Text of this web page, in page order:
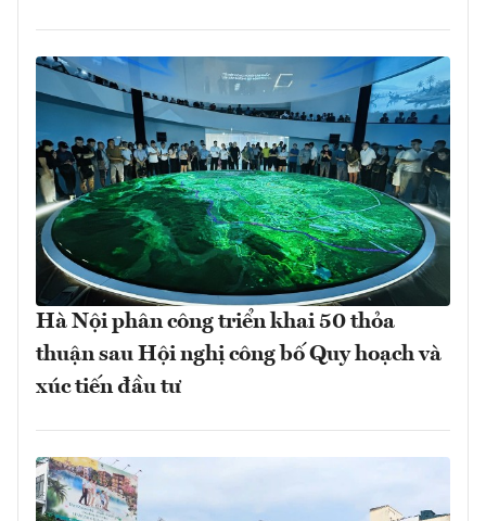
Hà Nội phân công triển khai 50 thỏa
thuận sau Hội nghị công bố Quy hoạch và
xúc tiến đầu tư